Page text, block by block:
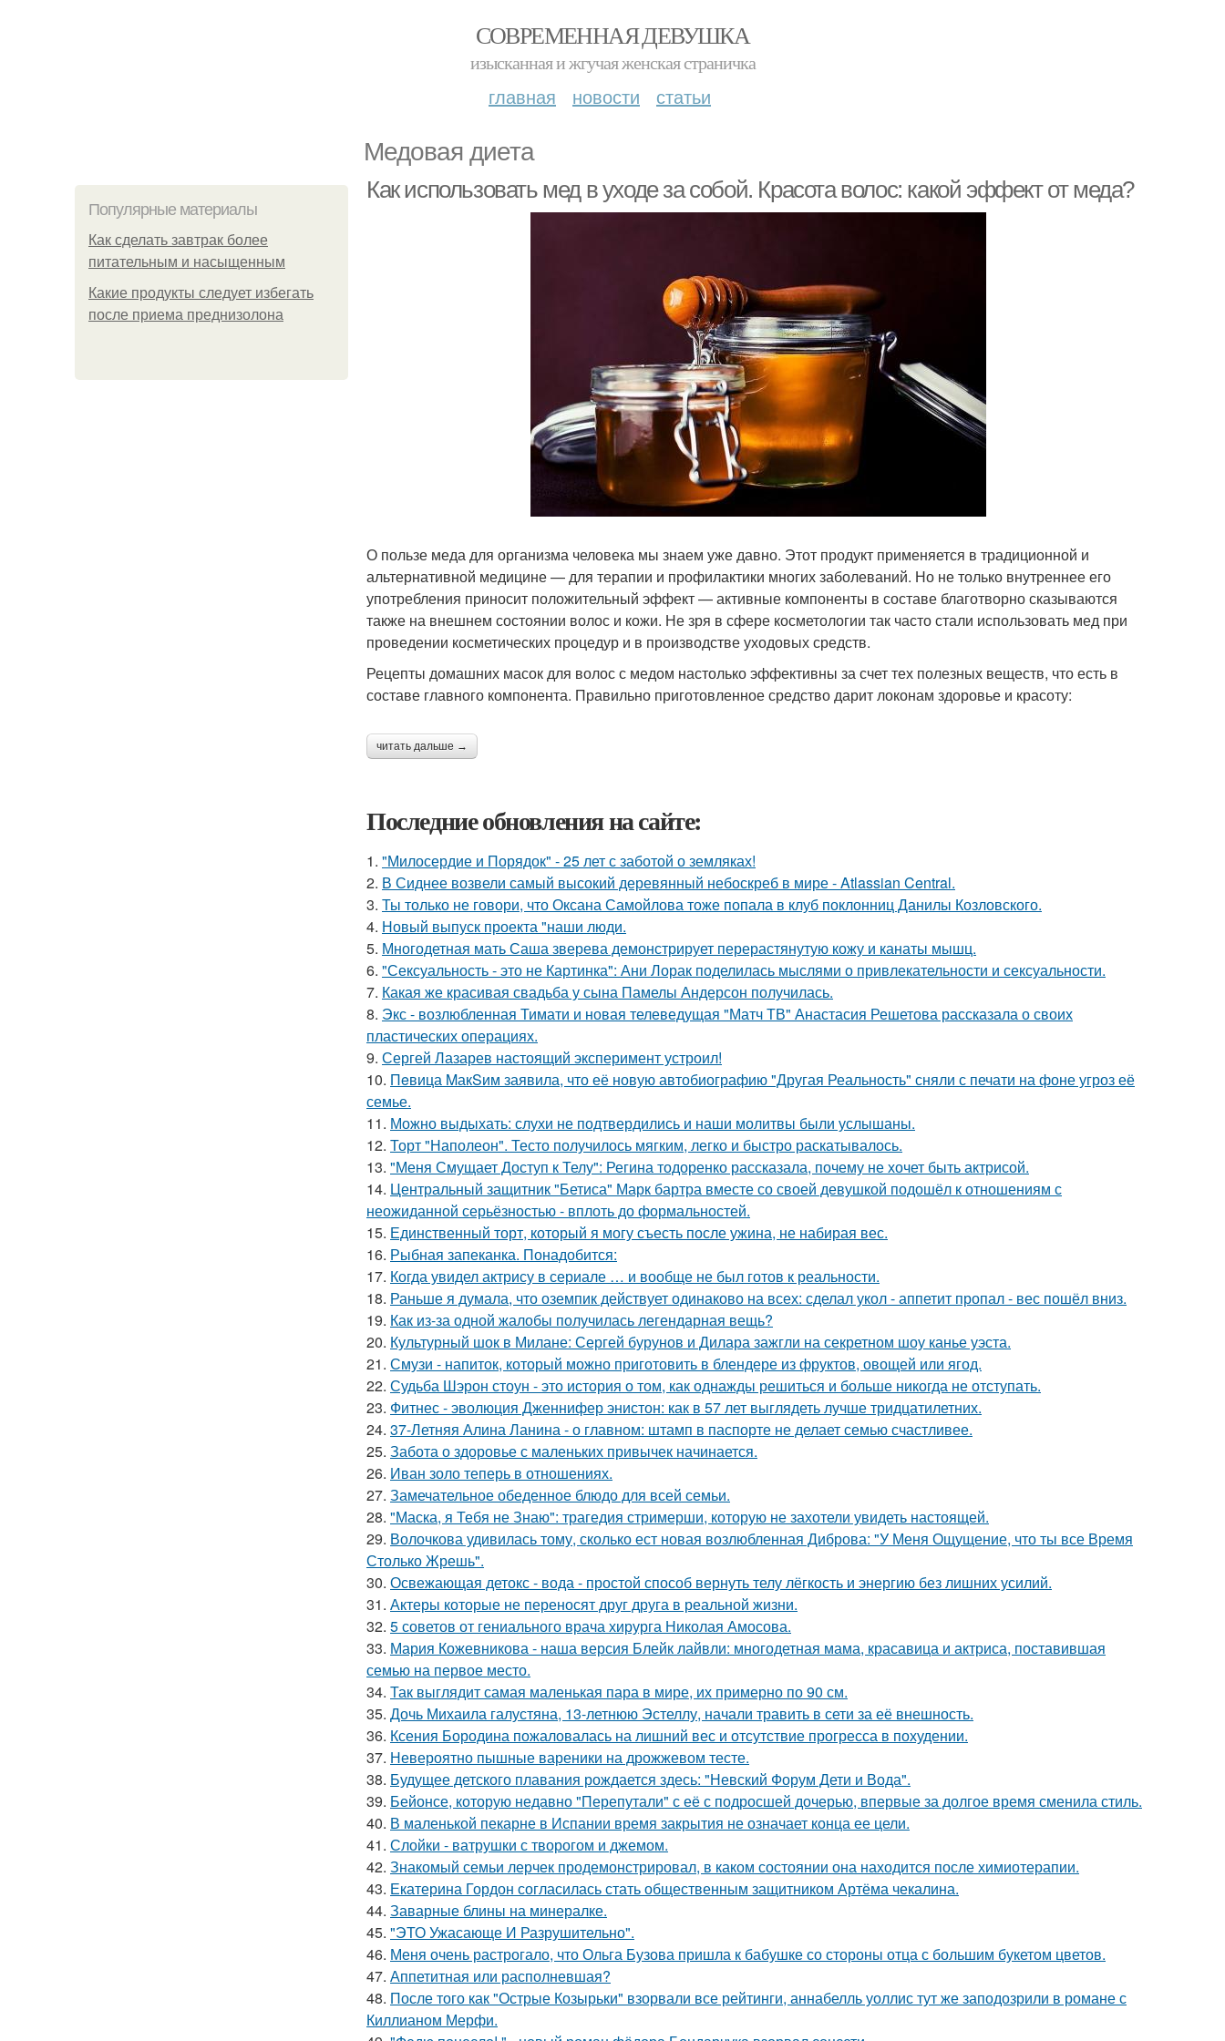
СОВРЕМЕННАЯ ДЕВУШКА
изысканная и жгучая женская страничка
главная новости статьи
Медовая диета
Популярные материалы
Как сделать завтрак более
питательным и насыщенным
Какие продукты следует избегать
после приема преднизолона
Как использовать мед в уходе за собой. Красота волос: какой эффект от меда?
О пользе меда для организма человека мы знаем уже давно. Этот продукт применяется в традиционной и
альтернативной медицине — для терапии и профилактики многих заболеваний. Но не только внутреннее его
употребления приносит положительный эффект — активные компоненты в составе благотворно сказываются
также на внешнем состоянии волос и кожи. Не зря в сфере косметологии так часто стали использовать мед при
проведении косметических процедур и в производстве уходовых средств.
Рецепты домашних масок для волос с медом настолько эффективны за счет тех полезных веществ, что есть в
составе главного компонента. Правильно приготовленное средство дарит локонам здоровье и красоту:
читать дальше →
Последние обновления на сайте:
1. "Милосердие и Порядок" - 25 лет с заботой о земляках!
2. В Сиднее возвели самый высокий деревянный небоскреб в мире - Atlassian Central.
3. Ты только не говори, что Оксана Самойлова тоже попала в клуб поклонниц Данилы Козловского.
4. Новый выпуск проекта "наши люди.
5. Многодетная мать Саша зверева демонстрирует перерастянутую кожу и канаты мышц.
6. "Сексуальность - это не Картинка": Ани Лорак поделилась мыслями о привлекательности и сексуальности.
7. Какая же красивая свадьба у сына Памелы Андерсон получилась.
8. Экс - возлюбленная Тимати и новая телеведущая "Матч ТВ" Анастасия Решетова рассказала о своих
пластических операциях.
9. Сергей Лазарев настоящий эксперимент устроил!
10. Пeвица MакSим заявила, что её новую автобиографию "Другая Реальность" сняли с печати на фоне угроз её
семье.
11. Можно выдыхать: слухи не подтвердились и наши молитвы были услышаны.
12. Торт "Наполеон". Тесто получилось мягким, легко и быстро раскатывалось.
13. "Меня Смущает Доступ к Телу": Регина тодоренко рассказала, почему не хочет быть актрисой.
14. Центральный защитник "Бетиса" Марк бартра вместе со своей девушкой подошёл к отношениям с
неожиданной серьёзностью - вплоть до формальностей.
15. Единственный торт, который я могу съесть после ужина, не набирая вес.
16. Рыбная запеканка. Понадобится:
17. Когда увидел актрису в сериале … и вообще не был готов к реальности.
18. Раньше я думала, что оземпик действует одинаково на всех: сделал укол - аппетит пропал - вес пошёл вниз.
19. Как из-за одной жалобы получилась легендарная вещь?
20. Культурный шок в Милане: Сергей бурунов и Дилара зажгли на секретном шоу канье уэста.
21. Смузи - напиток, который можно приготовить в блендере из фруктов, овощей или ягод.
22. Судьба Шэрон стоун - это история о том, как однажды решиться и больше никогда не отступать.
23. Фитнес - эволюция Дженнифер энистон: как в 57 лет выглядеть лучше тридцатилетних.
24. 37-Летняя Алина Ланина - о главном: штамп в паспорте не делает семью счастливее.
25. Забота о здоровье с маленьких привычек начинается.
26. Иван золо теперь в отношениях.
27. Замечательное обеденное блюдо для всей семьи.
28. "Маска, я Тебя не Знаю": трагедия стримерши, которую не захотели увидеть настоящей.
29. Волочкова удивилась тому, сколько ест новая возлюбленная Диброва: "У Меня Ощущение, что ты все Время
Столько Жрешь".
30. Освежающая детокс - вода - простой способ вернуть телу лёгкость и энергию без лишних усилий.
31. Актеры которые не переносят друг друга в реальной жизни.
32. 5 советов от гениального врача хирурга Николая Амосова.
33. Мария Кожевникова - наша версия Блейк лайвли: многодетная мама, красавица и актриса, поставившая
семью на первое место.
34. Так выглядит самая маленькая пара в мире, их примерно по 90 см.
35. Дочь Михаила галустяна, 13-летнюю Эстеллу, начали травить в сети за её внешность.
36. Ксения Бородина пожаловалась на лишний вес и отсутствие прогресса в похудении.
37. Невероятно пышные вареники на дрожжевом тесте.
38. Будущее детского плавания рождается здесь: "Невский Форум Дети и Вода".
39. Бейонсе, которую недавно "Перепутали" с её с подросшей дочерью, впервые за долгое время сменила стиль.
40. В маленькой пекарне в Испании время закрытия не означает конца ее цели.
41. Слойки - ватрушки с творогом и джемом.
42. Знакомый семьи лерчек продемонстрировал, в каком состоянии она находится после химиотерапии.
43. Екатерина Гордон согласилась стать общественным защитником Артёма чекалина.
44. Заварные блины на минералке.
45. "ЭТО Ужасающе И Разрушительно".
46. Меня очень растрогало, что Ольга Бузова пришла к бабушке со стороны отца с большим букетом цветов.
47. Аппетитная или располневшая?
48. После того как "Острые Козырьки" взорвали все рейтинги, аннабелль уоллис тут же заподозрили в романе с
Киллианом Мерфи.